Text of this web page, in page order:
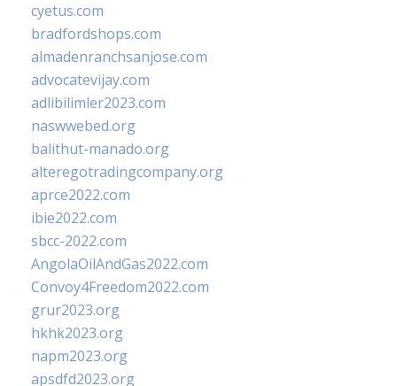
cyetus.com
bradfordshops.com
almadenranchsanjose.com
advocatevijay.com
adlibilimler2023.com
naswwebed.org
balithut-manado.org
alteregotradingcompany.org
aprce2022.com
ibie2022.com
sbcc-2022.com
AngolaOilAndGas2022.com
Convoy4Freedom2022.com
grur2023.org
hkhk2023.org
napm2023.org
apsdfd2023.org